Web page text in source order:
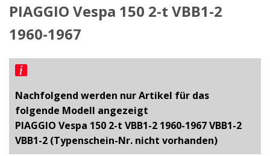
PIAGGIO Vespa 150 2-t VBB1-2
1960-1967
Nachfolgend werden nur Artikel für das
folgende Modell angezeigt
PIAGGIO Vespa 150 2-t VBB1-2 1960-1967 VBB1-2
VBB1-2 (Typenschein-Nr. nicht vorhanden)